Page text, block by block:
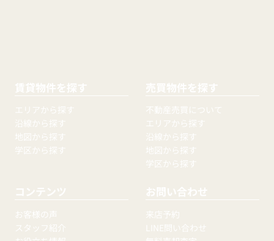
賃貸物件を探す
エリアから探す
沿線から探す
地図から探す
学区から探す
売買物件を探す
不動産売買について
エリアから探す
沿線から探す
地図から探す
学区から探す
コンテンツ
お客様の声
スタッフ紹介
お問い合わせ
来店予約
LINE問い合わせ